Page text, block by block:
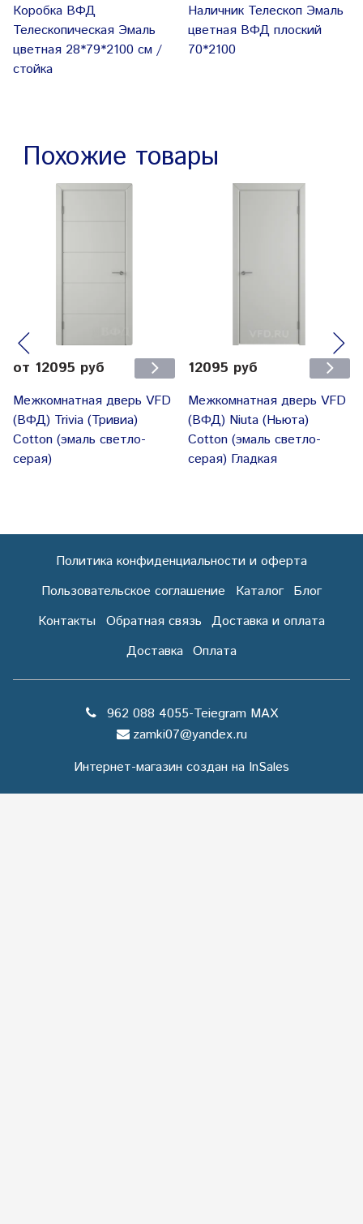
Коробка ВФД
Телескопическая Эмаль
цветная 28*79*2100 см /
стойка
Наличник Телескоп Эмаль
цветная ВФД плоский
70*2100
Похожие товары
от 12095 руб
Межкомнатная дверь VFD
(ВФД) Trivia (Тривиа)
Cotton (эмаль светло-
серая)
12095 руб
Межкомнатная дверь VFD
(ВФД) Niuta (Ньюта)
Cotton (эмаль светло-
серая) Гладкая
Политика конфиденциальности и оферта
Пользовательское соглашение
Каталог Блог
Контакты Обратная связь Доставка и оплата
Доставка Оплата
962 088 4055-Teiegram МАХ
zamki07@yandex.ru
Интернет-магазин создан на InSales